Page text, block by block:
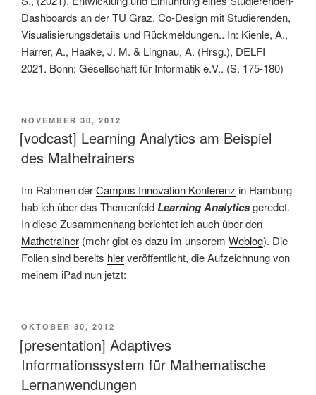
Dashboards an der TU Graz. Co-Design mit Studierenden,
Visualisierungsdetails und Rückmeldungen.. In: Kienle, A.,
Harrer, A., Haake, J. M. & Lingnau, A. (Hrsg.), DELFI
2021. Bonn: Gesellschaft für Informatik e.V.. (S. 175-180)
VERÖFFENTLICHT
AM
NOVEMBER 30, 2012
[vodcast] Learning Analytics am Beispiel
des Mathetrainers
Im Rahmen derCampus Innovation Konferenz in Hamburg
hab ich über das ThemenfeldLearning Analyticsgeredet.
In diese Zusammenhang berichtet ich auch über den
Mathetrainer (mehr gibt es dazu im unserem Weblog). Die
Folien sind bereits hierveröffentlicht, die Aufzeichnung von
meinem iPad nun jetzt:
VERÖFFENTLICHT
AM
OKTOBER 30, 2012
[presentation] Adaptives
Informationssystem für Mathematische
Lernanwendungen